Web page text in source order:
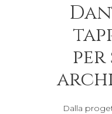
Dalla